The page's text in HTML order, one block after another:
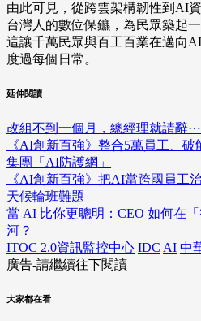
由此可見，從跨雲架構韌性到AI
台灣人的數位保鑣，為民眾築起
這讓千萬民眾與百工百業在邁向
度過每個日常。
延伸閱讀
改組不到一個月，總經理就請辭
《AI創新百強》整合5萬員工、
集團「AI防護網」
《AI創新百強》把AI當跨國員工
天候輪班難題
當 AI 比你更聰明：CEO 如何在
河？
ITOC 2.0資訊監控中心 IDC AI 中
廣告-請繼續往下閱讀
大家都在看